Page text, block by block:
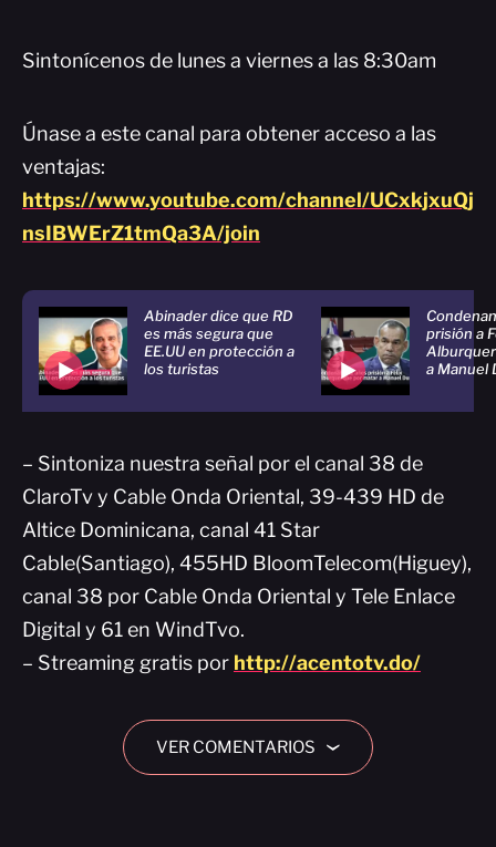
Sintonícenos de lunes a viernes a las 8:30am
Únase a este canal para obtener acceso a las
ventajas:
https://www.youtube.com/channel/UCxkjxuQj
nsIBWErZ1tmQa3A/join
Abinader dice que RD
es más segura que
EE.UU en protección a
los turistas
prisión a
a Manuel
– Sintoniza nuestra señal por el canal 38 de
ClaroTv y Cable Onda Oriental, 39-439 HD de
Altice Dominicana, canal 41 Star
Cable(Santiago), 455HD BloomTelecom(Higuey),
canal 38 por Cable Onda Oriental y Tele Enlace
Digital y 61 en WindTvo.
– Streaming gratis por http://acentotv.do/
VER COMENTARIOS ›